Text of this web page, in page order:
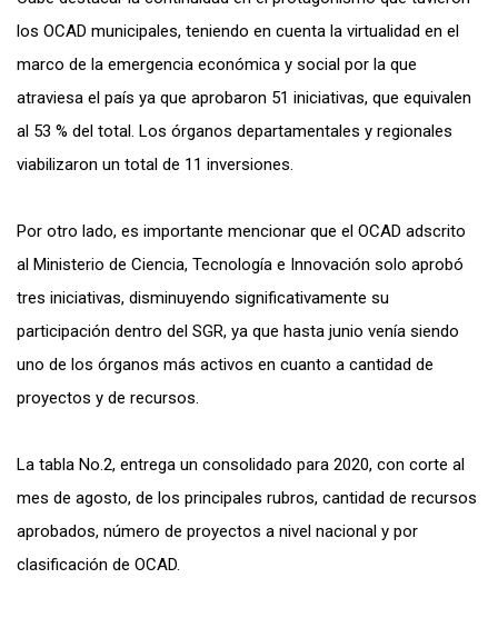
los OCAD municipales, teniendo en cuenta la virtualidad en el
marco de la emergencia económica y social por la que
atraviesa el país ya que aprobaron 51 iniciativas, que equivalen
al 53 % del total. Los órganos departamentales y regionales
viabilizaron un total de 11 inversiones.
Por otro lado, es importante mencionar que el OCAD adscrito
al Ministerio de Ciencia, Tecnología e Innovación solo aprobó
tres iniciativas, disminuyendo significativamente su
participación dentro del SGR, ya que hasta junio venía siendo
uno de los órganos más activos en cuanto a cantidad de
proyectos y de recursos.
La tabla No.2, entrega un consolidado para 2020, con corte al
mes de agosto, de los principales rubros, cantidad de recursos
aprobados, número de proyectos a nivel nacional y por
clasificación de OCAD.